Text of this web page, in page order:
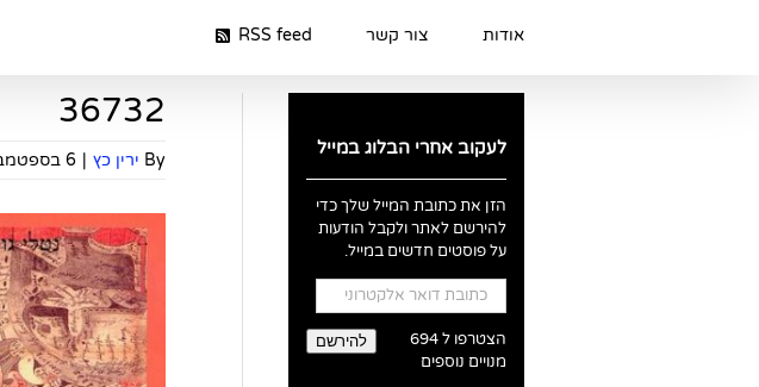
אודות צור קשר RSS feed
36732
By ירין כץ | 6 בספטמבר 2017
לעקוב אחרי הבלוג במייל
הזן את כתובת המייל שלך כדי
להירשם לאתר ולקבל הודעות
על פוסטים חדשים במייל.
כתובת
דואר
אלקטרוני
להירשם
הצטרפו ל 694
מנויים נוספים